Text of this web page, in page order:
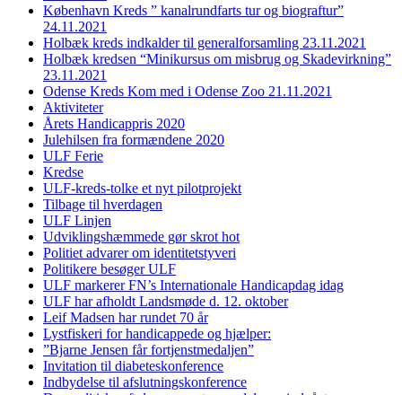
København Kreds ” kanalrundfarts tur og biograftur”
24.11.2021
Holbæk kreds indkalder til generalforsamling 23.11.2021
Holbæk kredsen “Minikursus om misbrug og Skadevirkning”
23.11.2021
Odense Kreds Kom med i Odense Zoo 21.11.2021
Aktiviteter
Årets Handicappris 2020
Julehilsen fra formændene 2020
ULF Ferie
Kredse
ULF-kreds-tolke et nyt pilotprojekt
Tilbage til hverdagen
ULF Linjen
Udviklingshæmmede gør skrot hot
Politiet advarer om identitetstyveri
Politikere besøger ULF
ULF markerer FN’s Internationale Handicapdag idag
ULF har afholdt Landsmøde d. 12. oktober
Leif Madsen har rundet 70 år
Lystfiskeri for handicappede og hjælper:
”Bjarne Jensen får fortjenstmedaljen”
Invitation til diabeteskonference
Indbydelse til afslutningskonference